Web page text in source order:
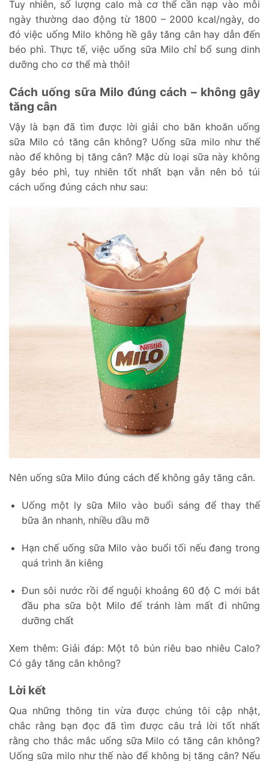
Tuy nhiên, số lượng calo mà cơ thể cần nạp vào mỗi
ngày thường dao động từ 1800 – 2000 kcal/ngày, do
đó việc uống Milo không hề gây tăng cân hay dẫn đến
béo phì. Thực tế, việc uống sữa Milo chỉ bổ sung dinh
dưỡng cho cơ thể mà thôi!
Cách uống sữa Milo đúng cách – không gây
tăng cân
Vậy là bạn đã tìm được lời giải cho băn khoăn uống
sữa Milo có tăng cân không? Uống sữa milo như thế
nào để không bị tăng cân? Mặc dù loại sữa này không
gây béo phì, tuy nhiên tốt nhất bạn vẫn nên bỏ túi
cách uống đúng cách như sau:
Nên uống sữa Milo đúng cách để không gây tăng cân.
Uống một ly sữa Milo vào buổi sáng để thay thế
bữa ăn nhanh, nhiều dầu mỡ
Hạn chế uống sữa Milo vào buổi tối nếu đang trong
quá trình ăn kiêng
Đun sôi nước rồi để nguội khoảng 60 độ C mới bắt
đầu pha sữa bột Milo để tránh làm mất đi những
dưỡng chất
Xem thêm: Giải đáp: Một tô bún riêu bao nhiêu Calo?
Có gây tăng cân không?
Lời kết
Qua những thông tin vừa được chúng tôi cập nhật,
chắc rằng bạn đọc đã tìm được câu trả lời tốt nhất
rằng cho thắc mắc uống sữa Milo có tăng cân không?
Uống sữa milo như thế nào để không bị tăng cân? Nếu